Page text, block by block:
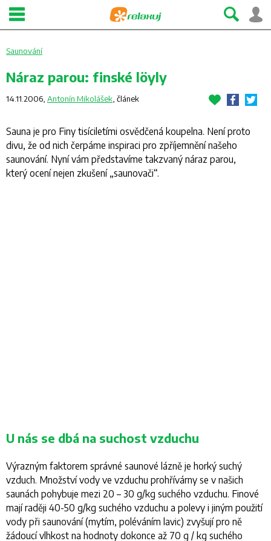
Saunování
Náraz parou: finské löyly
14.11.2006, Antonín Mikolášek článek
Sauna je pro Finy tisíciletími osvědčená koupelna. Není proto
divu, že od nich čerpáme inspiraci pro zpříjemnění našeho
saunování. Nyní vám představíme takzvaný náraz parou,
který ocení nejen zkušení „saunovači“.
U nás se dbá na suchost vzduchu
Výrazným faktorem správné saunové lázně je horký suchý
vzduch. Množství vody ve vzduchu prohřívárny se v našich
saunách pohybuje mezi 20 – 30 g/kg suchého vzduchu. Finové
mají raději 40-50 g/kg suchého vzduchu a polevy i jiným použití
vody při saunování (mytím, poléváním lavic) zvyšují pro ně
žádoucí vlhkost na hodnoty dokonce až 70 g / kg suchého